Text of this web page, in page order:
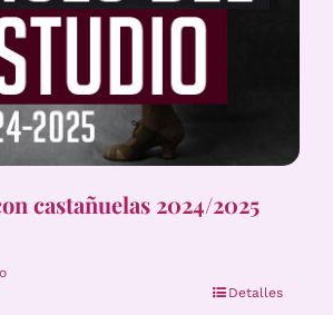
castañuelas 2024/2025
Detalles